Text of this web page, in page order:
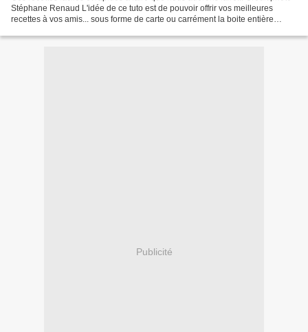
Stéphane Renaud L'idée de ce tuto est de pouvoir offrir vos meilleures
recettes à vos amis... sous forme de carte ou carrément la boite entière
Publicité